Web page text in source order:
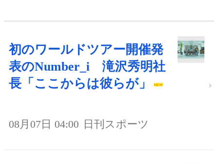
初のワールドツアー開催発
表のNumber_i 滝沢秀明社
長「ここからは彼らが」
08月07日 04:00 日刊スポーツ